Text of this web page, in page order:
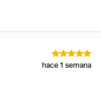
hace 1 semana